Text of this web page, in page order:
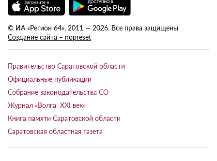
© ИА «Регион 64», 2011 — 2026. Все права защищены
Создание сайта – nopreset
Правительство Саратовской области
Официальные публикации
Собрание законодательства СО
Журнал «Волга XXI век»
Книга памяти Саратовской области
Саратовская областная газета